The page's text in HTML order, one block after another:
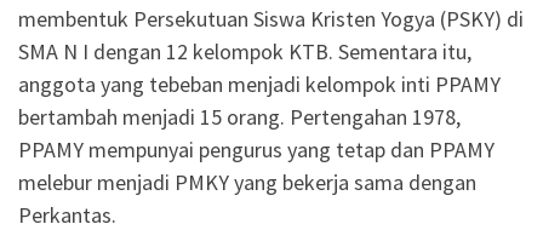
membentuk Persekutuan Siswa Kristen Yogya (PSKY) di
SMA N I dengan 12 kelompok KTB. Sementara itu,
anggota yang tebeban menjadi kelompok inti PPAMY
bertambah menjadi 15 orang. Pertengahan 1978,
PPAMY mempunyai pengurus yang tetap dan PPAMY
melebur menjadi PMKY yang bekerja sama dengan
Perkantas.